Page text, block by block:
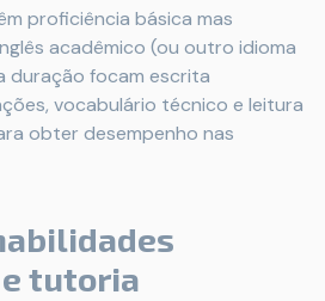
proficiência básica mas
acadêmico (ou outro idioma
duração focam escrita
vocabulário técnico e leitura
obter desempenho nas
tutoria